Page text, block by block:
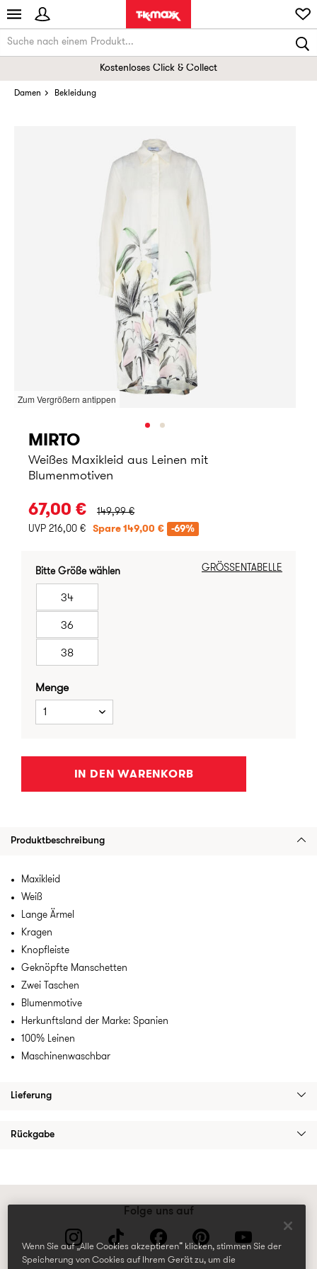
Kostenloses Click & Collect
Damen Bekleidung
Zum Vergrößern antippen
MIRTO
Weißes Maxikleid aus Leinen mit
Blumenmotiven
67,00 € URSPRÜNGLICHER PREIS:
149,99 €
UVP 216,00 €
Spare 149,00 € -69%
GRÖSSENTABELLE
Bitte Größe wählen
34
36
38
Menge
1
IN DEN WARENKORB
Produktbeschreibung
Maxikleid
Weiß
Lange Ärmel
Kragen
Knopfleiste
Geknöpfte Manschetten
Zwei Taschen
Blumenmotive
Herkunftsland der Marke: Spanien
100% Leinen
Maschinenwaschbar
Lieferung
Rückgabe
Folge uns auf
Wenn Sie auf „Alle Cookies akzeptieren“ klicken, stimmen Sie der
Speicherung von Cookies auf Ihrem Gerät zu, um die